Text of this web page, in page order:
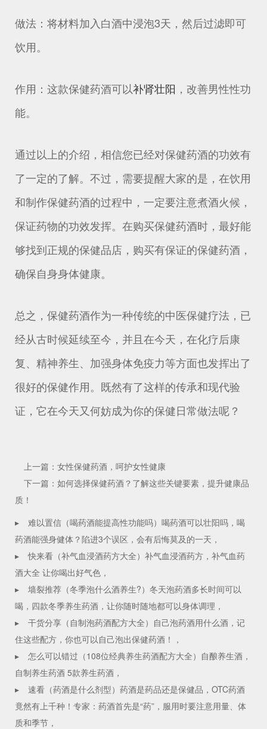
做法：将材料加入白酒中浸泡3天，然后过滤即可
饮用。
作用：这款保健药酒可以补肾壮阳 ，改善男性性功
能。
通过以上的介绍，相信您已经对保健药酒的功效有
了一定的了解。不过，需要提醒大家的是，在饮用
和制作保健药酒的过程中，一定要注意煮酒火候，
保证药物的功效发挥。在购买保健药酒时，最好能
够找到正规的保健品店，购买有保证的保健药酒，
确保自身身体健康。
总之，保健药酒作为一种传统的中医保健疗法，已
经从古时候延续至今，并且在今天，在化疗后康
复、精神养生、加强身体免疫力等方面也发挥出了
很好的保健作用。既然有了这样的传承和现代验
证，它在今天又何妨成为你的保健日常做法呢？
上一篇：女性保健药酒，呵护女性健康
下一篇：如何选择保健药酒？了解这些关键要素，提升健康品
质！
▸
难以置信（喝药酒能提高性功能吗）喝药酒可以壮阳吗，喝
药酒能强身健体？陷进3个误区，会有后悔莫及的一天，
▸
快来看（补气血浸酒药方大全）补气血浸酒药方，补气血药
酒大全 让你喝出好气色，
▸
墙裂推荐（冬季泡什么酒养生?）冬天泡药酒多长时间可以
喝，四款冬季养生药酒，让你随时随地都可以身体调理，
▸
干货分享（自制泡药酒配方大全）自己泡药酒用什么酒，记
住这些配方，你也可以自己泡出保健药酒！，
▸
怎么可以错过（108位经典养生药酒配方大全）自酿养生酒，
自制养生药酒 5款养生药酒，
▸
速看（药酒是什么剂型）药酒是药品还是保健品，OTC药酒
竟然有上千种！专家：药酒首先是“药”，服用时要注意用量、体
质和季节，